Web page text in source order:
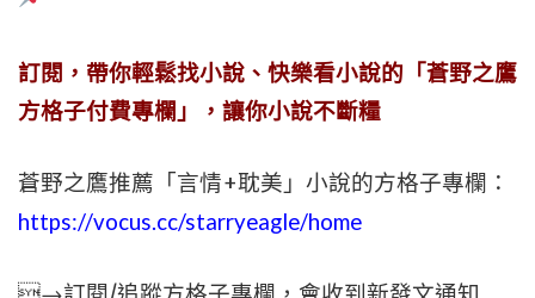
訂閱，帶你輕鬆找小說、快樂看小說的「蒼野之鷹
方格子付費專欄」，讓你小說不斷糧
蒼野之鷹推薦「言情+耽美」小說的方格子專欄：
https://vocus.cc/starryeagle/home